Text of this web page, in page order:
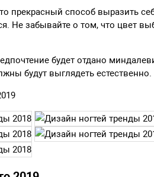
прекрасный способ выразить
Не забывайте о том, что цвет
будет отдано
будут выглядеть естественно.